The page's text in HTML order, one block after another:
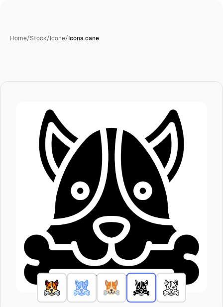
Home/Stock/Icone/Icona cane